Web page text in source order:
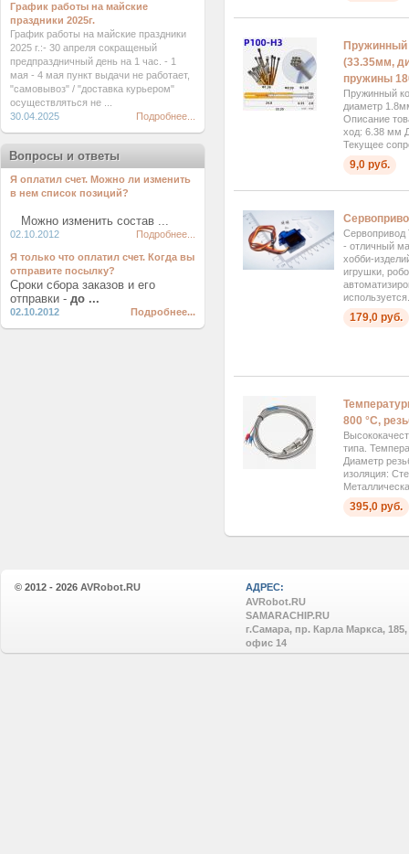
Пружинный
(33.35мм,
пружины
Пружинный
диаметр
Описание
ход: 6.38 мм
Текущее
9,0 руб.
Сервопривод
- отличный
хобби-
игрушки,
179,0 руб.
800 °C,
типа.
Диаметр
изоляция:
395,0 руб.
График работы на майские
праздники 2025г.
График работы на майские праздники
2025 г.:- 30 апреля сокращеный
предпраздничный день на 1 час. - 1
мая - 4 мая пункт выдачи не работает,
"самовывоз" / "доставка курьером"
осуществляться не ...
30.04.2025
Подробнее...
Вопросы и ответы
Я оплатил счет. Можно ли изменить
в нем список позиций?
Можно изменить состав ...
02.10.2012 Подробнее...
Я только что оплатил счет. Когда вы
отправите посылку?
Сроки сбора заказов и его
отправки - до ...
02.10.2012 Подробнее...
© 2012 - 2026 AVRobot.RU
АДРЕС:
AVRobot.RU
SAMARACHIP.RU
г.Самара, пр. Карла Маркса, 185,
офис 14